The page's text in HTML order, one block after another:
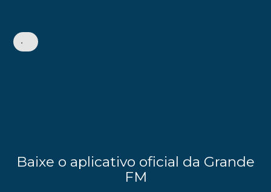
•
Baixe o aplicativo oficial da Grande
FM